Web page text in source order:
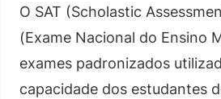
O SAT (Scholastic
(Exame Nacional do Ensino
exames padronizados
capacidade dos estudantes